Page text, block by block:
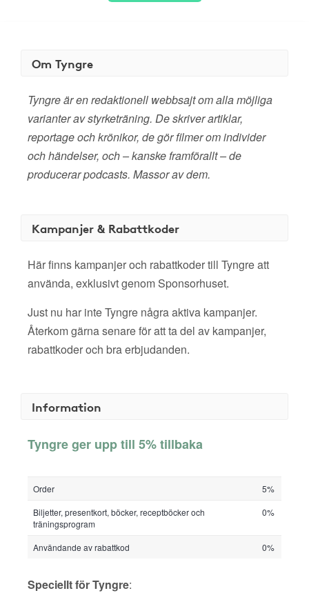
Om Tyngre
Tyngre är en redaktionell webbsajt om alla möjliga
varianter av styrketräning. De skriver artiklar,
reportage och krönikor, de gör filmer om individer
och händelser, och – kanske framförallt – de
producerar podcasts. Massor av dem.
Kampanjer & Rabattkoder
Här finns kampanjer och rabattkoder till Tyngre att
använda, exklusivt genom Sponsorhuset.
Just nu har inte Tyngre några aktiva kampanjer.
Återkom gärna senare för att ta del av kampanjer,
rabattkoder och bra erbjudanden.
Information
Tyngre ger upp till 5% tillbaka
Order
5%
Biljetter, presentkort, böcker, receptböcker och
träningsprogram
0%
Användande av rabattkod 0%
Speciellt för Tyngre: